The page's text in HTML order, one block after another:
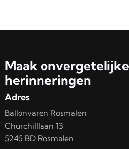
Maak onvergetelijke
herinneringen
Adres
Ballonvaren Rosmalen
Churchilllaan 13
5245 BD Rosmalen